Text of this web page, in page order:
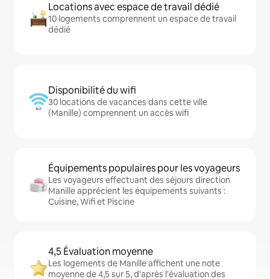
Locations avec espace de travail dédié
10 logements comprennent un espace de travail
dédié
Disponibilité du wifi
30 locations de vacances dans cette ville
(Manille) comprennent un accès wifi
Équipements populaires pour les voyageurs
Les voyageurs effectuant des séjours direction
Manille apprécient les équipements suivants :
Cuisine, Wifi et Piscine
4,5 Évaluation moyenne
Les logements de Manille affichent une note
moyenne de 4,5 sur 5, d'après l'évaluation des